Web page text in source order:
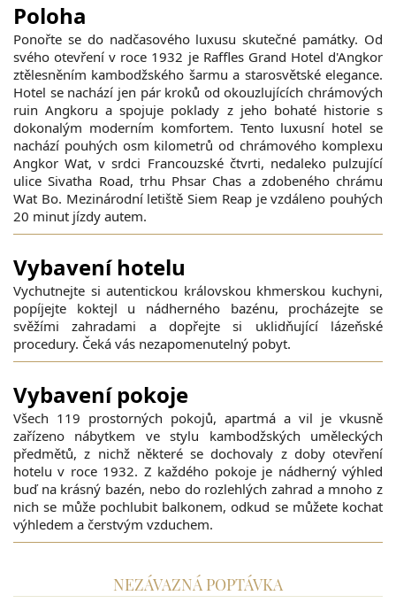
Poloha
Ponořte se do nadčasového luxusu skutečné památky. Od
svého otevření v roce 1932 je Raffles Grand Hotel d'Angkor
ztělesněním kambodžského šarmu a starosvětské elegance.
Hotel se nachází jen pár kroků od okouzlujících chrámových
ruin Angkoru a spojuje poklady z jeho bohaté historie s
dokonalým moderním komfortem. Tento luxusní hotel se
nachází pouhých osm kilometrů od chrámového komplexu
Angkor Wat, v srdci Francouzské čtvrti, nedaleko pulzující
ulice Sivatha Road, trhu Phsar Chas a zdobeného chrámu
Wat Bo. Mezinárodní letiště Siem Reap je vzdáleno pouhých
20 minut jízdy autem.
Vybavení hotelu
Vychutnejte si autentickou královskou khmerskou kuchyni,
popíjejte koktejl u nádherného bazénu, procházejte se
svěžími zahradami a dopřejte si uklidňující lázeňské
procedury. Čeká vás nezapomenutelný pobyt.
Vybavení pokoje
Všech 119 prostorných pokojů, apartmá a vil je vkusně
zařízeno nábytkem ve stylu kambodžských uměleckých
předmětů, z nichž některé se dochovaly z doby otevření
hotelu v roce 1932. Z každého pokoje je nádherný výhled
buď na krásný bazén, nebo do rozlehlých zahrad a mnoho z
nich se může pochlubit balkonem, odkud se můžete kochat
výhledem a čerstvým vzduchem.
NEZÁVAZNÁ POPTÁVKA